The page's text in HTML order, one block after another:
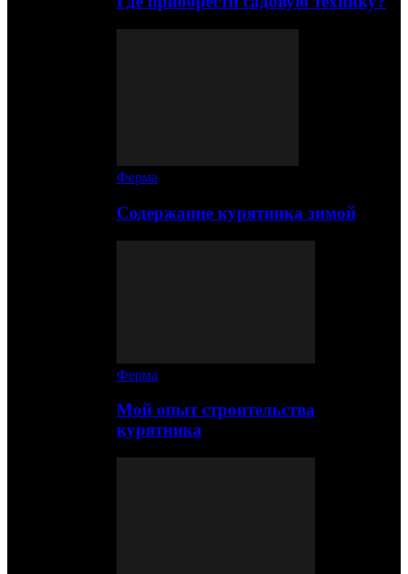
Ферма
Содержание курятника зимой
Ферма
Мой опыт строительства
курятника